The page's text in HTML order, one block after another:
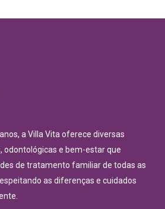
a Villa Vita oferece diversas
odontológicas e bem-estar que
de tratamento familiar de todas as
as diferenças e cuidados